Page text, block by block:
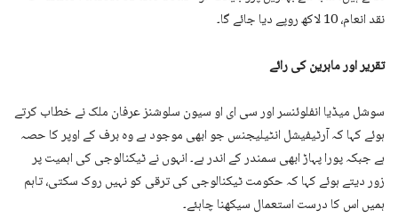
نقد انعام، 10 لاکھ روپے دیا جائے گا۔
تقریر اور ماہرین کی رائے
سوشل میڈیا انفلوئنسر اور سی ای او سیون سلوشنز عرفان ملک نے خطاب کرتے
ہوئے کہا کہ آرٹیفیشل انٹیلیجنس جو ابھی موجود ہے وہ برف کے اوپر کا حصہ
ہے جبکہ پورا پہاڑ ابھی سمندر کے اندر ہے۔ انہوں نے ٹیکنالوجی کی اہمیت پر
زور دیتے ہوئے کہا کہ حکومت ٹیکنالوجی کی ترقی کو نہیں روک سکتی، تاہم
ہمیں اس کا درست استعمال سیکھنا چاہئے۔